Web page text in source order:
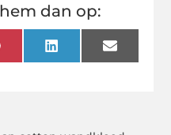
dan op:
PinterestLinkedInEmail